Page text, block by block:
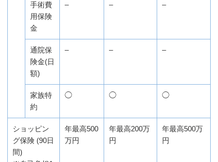
手術費
用保険
金
– – –
通院保
険金(日
額)
– – –
家族特
約
◯ ◯ ◯
ショッピン
グ保険 (90日
間)
年最高500
万円
年最高200万
円
年最高500万
円